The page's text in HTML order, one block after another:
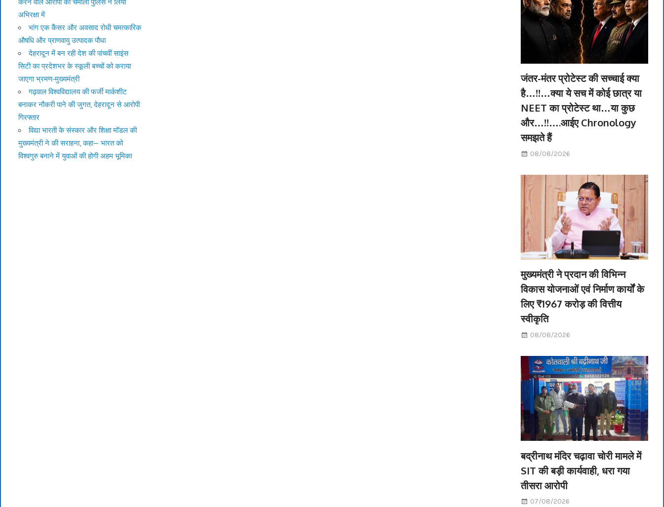
करने वाले आरोपी को चमोली पुलिस ने लिया
अभिरक्षा में
भांग एक कैंसर और अवसाद रोधी चमत्कारिक
औषधि और प्राणवायु उत्पादक पौधा
देहरादून में बन रही देश की पांचवीं साइंस
सिटी का प्रदेशभर के स्कूली बच्चों को कराया
जाएगा भ्रमण-मुख्यमंत्री
गढ़वाल विश्वविद्यालय की फर्जी मार्कशीट
बनाकर नौकरी पाने की जुगत, देहरादून से आरोपी
गिरफ्तार
विद्या भारती के संस्कार और शिक्षा मॉडल की
मुख्यमंत्री ने की सराहना, कहा— भारत को
विश्वगुरु बनाने में युवाओं की होगी अहम भूमिका
जंतर-मंतर प्रोटेस्ट की सच्चाई क्या
है…!!…क्या ये सच में कोई छात्र या
NEET का प्रोटेस्ट था…या कुछ
और…!!….आईए Chronology
समझते हैं
08/08/2026
मुख्यमंत्री ने प्रदान की विभिन्न
विकास योजनाओं एवं निर्माण कार्यों के
लिए ₹1967 करोड़ की वित्तीय
स्वीकृति
08/08/2026
बद्रीनाथ मंदिर चढ़ावा चोरी मामले में
SIT की बड़ी कार्यवाही, धरा गया
तीसरा आरोपी
07/08/2026